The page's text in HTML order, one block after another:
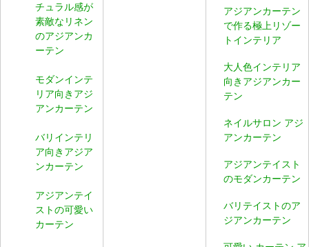
チュラル感が
素敵なリネン
のアジアンカ
ーテン
モダンインテ
リア向きアジ
アンカーテン
バリインテリ
ア向きアジア
ンカーテン
アジアンテイ
ストの可愛い
カーテン
アジアンカーテン
で作る極上リゾー
トインテリア
大人色インテリア
向きアジアンカー
テン
ネイルサロン アジ
アンカーテン
アジアンテイスト
のモダンカーテン
バリテイストのア
ジアンカーテン